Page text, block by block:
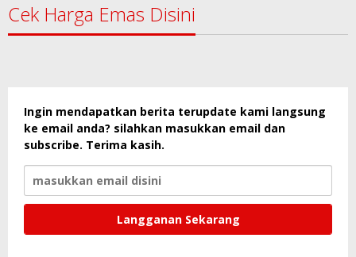
Cek Harga Emas Disini
Ingin mendapatkan berita terupdate kami langsung
ke email anda? silahkan masukkan email dan
subscribe. Terima kasih.